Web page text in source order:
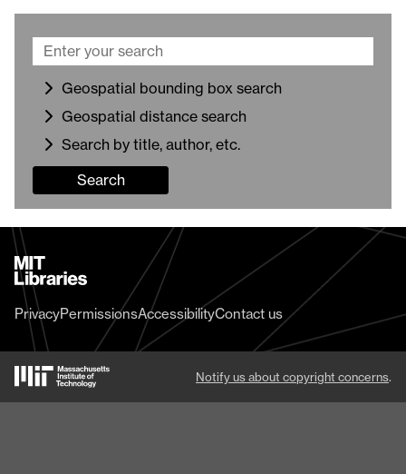
Geospatial bounding box search
Geospatial distance search
Search by title, author, etc.
Search
MIT
Libraries
home
PrivacyPermissionsAccessibilityContact us
Notify us about copyright concerns.